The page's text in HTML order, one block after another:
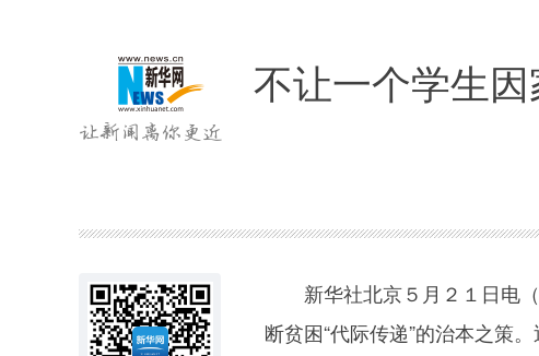
不让一个学生
新华社北京５月２１日电（
断贫困“代际传递”的治本之策